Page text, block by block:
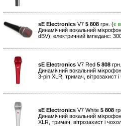
sE Electronics V7 5 808 грн. (є
Динамічний вокальний
dBV); електричний імпеданс:
sE Electronics V7 Red 5 808
Динамічний вокальний
3-pin XLR, тримач, вітрозахист і
sE Electronics V7 White 5 808
Динамічний вокальний
XLR, тримач, вітрозахист і